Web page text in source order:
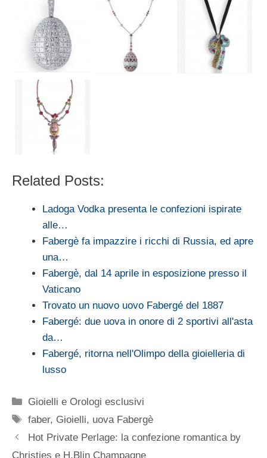
Related Posts:
Ladoga Vodka presenta le confezioni ispirate
alle…
Fabergè fa impazzire i ricchi di Russia, ed apre
una…
Fabergè, dal 14 aprile in esposizione presso il
Vaticano
Trovato un nuovo uovo Fabergé del 1887
Fabergé: due uova in onore di 2 sportivi all'asta
da…
Fabergé, ritorna nell'Olimpo della gioielleria di
lusso
Categorie
Gioielli e Orologi esclusivi
Tag
faber, Gioielli, uova Fabergè
Hot Private Perlage: la confezione romantica by
Christies e H.Blin Champagne